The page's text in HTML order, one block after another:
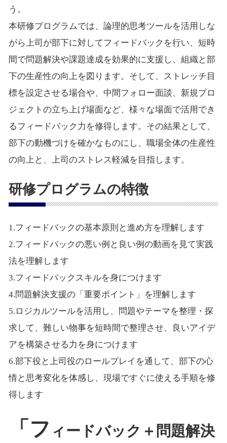
う。
本研修プログラムでは、論理的思考ツールを活用しな
がら上司が部下に対してフィードバックを行い、短時
間で問題解決や課題達成を効果的に支援し、組織と部
下の生産性の向上を図ります。そして、ストレッチ目
標を設定させる場合や、中間フォロー面談、新規プロ
ジェクトの立ち上げ場面など、様々な場面で活用でき
るフィードバック力を修得します。その結果として、
部下の動機づけを確かなものにし、職場全体の生産性
の向上と、上司のストレス軽減を目指します。
研修プログラムの特徴
1.フィードバックの基本原則と進め方を理解します
2.フィードバックの悪い例と良い例の動画を見て実践
法を理解します
3.フィードバックスキルを身につけます
4.問題解決支援の「重要ポイント」を理解します
5.ロジカルツールを活用し、問題やテーマを整理・探
求して、難しい物事を短時間で整理させ、良いアイデ
アを構築させる力を身につけます
6.部下役と上司役のロールプレイを通して、部下の心
情と思考変化を体感し、現場ですぐに使える手順を修
得します
「フ ィードバック＋問題解決